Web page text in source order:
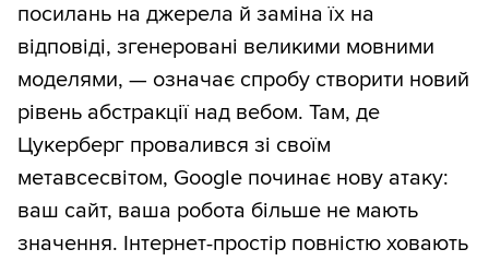
посилань на джерела й заміна їх на
відповіді, згенеровані великими мовними
моделями, — означає спробу створити новий
рівень абстракції над вебом. Там, де
Цукерберг провалився зі своїм
метавсесвітом, Google починає нову атаку:
ваш сайт, ваша робота більше не мають
значення. Інтернет-простір повністю ховають